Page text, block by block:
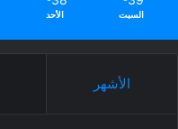
السبت الأحد
الأشهر